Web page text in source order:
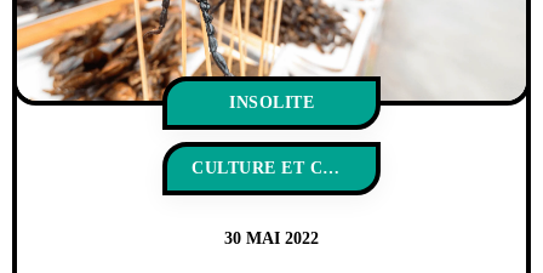
INSOLITE
CULTURE ET COUTUMES
30 MAI 2022